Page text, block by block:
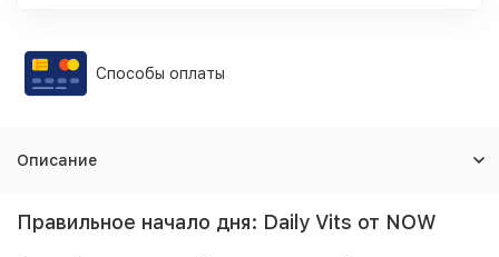
Способы оплаты
Описание
Правильное начало дня: Daily Vits от NOW